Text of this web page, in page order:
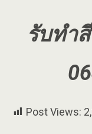
รับทำ
Post Views: